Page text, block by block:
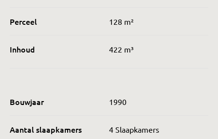
Perceel 128 m²
Inhoud 422 m³
Bouwjaar 1990
Aantal slaapkamers 4 Slaapkamers